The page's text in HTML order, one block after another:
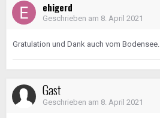
ehigerd
Geschrieben am 8. April 2021
Gratulation und Dank auch vom Bodensee.
Gast
Geschrieben am 8. April 2021